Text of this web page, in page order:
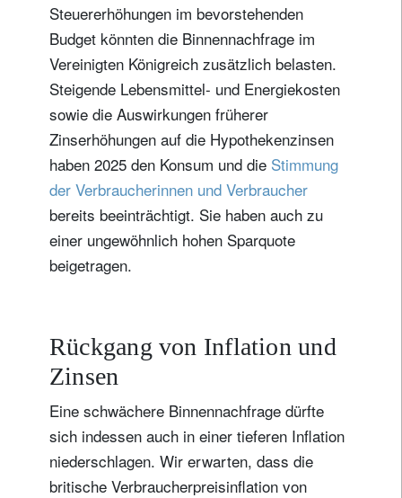
Steuererhöhungen im bevorstehenden
Budget könnten die Binnennachfrage im
Vereinigten Königreich zusätzlich belasten.
Steigende Lebensmittel- und Energiekosten
sowie die Auswirkungen früherer
Zinserhöhungen auf die Hypothekenzinsen
haben 2025 den Konsum und die Stimmung
der Verbraucherinnen und Verbraucher
bereits beeinträchtigt. Sie haben auch zu
einer ungewöhnlich hohen Sparquote
beigetragen.
Rückgang von Inflation und
Zinsen
Eine schwächere Binnennachfrage dürfte
sich indessen auch in einer tieferen Inflation
niederschlagen. Wir erwarten, dass die
britische Verbraucherpreisinflation von